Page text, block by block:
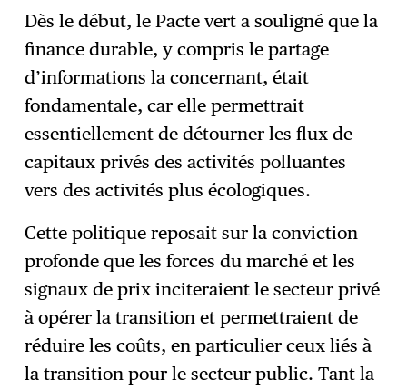
Dès le début, le Pacte vert a souligné que la
finance durable, y compris le partage
d’informations la concernant, était
fondamentale, car elle permettrait
essentiellement de détourner les flux de
capitaux privés des activités polluantes
vers des activités plus écologiques.
Cette politique reposait sur la conviction
profonde que les forces du marché et les
signaux de prix inciteraient le secteur privé
à opérer la transition et permettraient de
réduire les coûts, en particulier ceux liés à
la transition pour le secteur public. Tant la